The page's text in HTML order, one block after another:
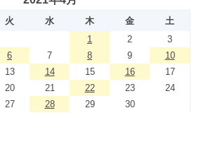
火 水 木 金
土
1
2
3
6 7 8 9
10
13 14 15 16
17
20 21 22 23
24
27 28 29 30